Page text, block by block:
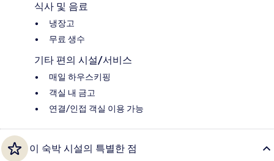
식사 및 음료
냉장고
무료 생수
기타 편의 시설/서비스
매일 하우스키핑
객실 내 금고
연결/인접 객실 이용 가능
이 숙박 시설의 특별한 점